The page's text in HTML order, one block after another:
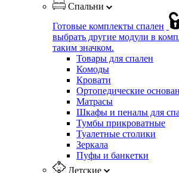
Спальни
Готовые комплекты спален
выбрать другие модули в
таким значком.
Товары для спален
Комоды
Кровати
Ортопедические
Матрасы
Шкафы и пеналы для
Тумбы прикроватные
Туалетные столики
Зеркала
Пуфы и банкетки
Детские